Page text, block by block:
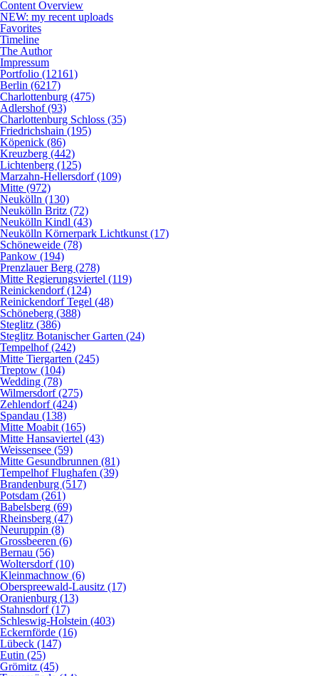
Content Overview
NEW: my recent uploads
Favorites
Timeline
The Author
Impressum
Portfolio (12161)
Berlin (6217)
Charlottenburg (475)
Adlershof (93)
Charlottenburg Schloss (35)
Friedrichshain (195)
Köpenick (86)
Kreuzberg (442)
Lichtenberg (125)
Marzahn-Hellersdorf (109)
Mitte (972)
Neukölln (130)
Neukölln Britz (72)
Neukölln Kindl (43)
Neukölln Körnerpark Lichtkunst (17)
Schöneweide (78)
Pankow (194)
Prenzlauer Berg (278)
Mitte Regierungsviertel (119)
Reinickendorf (124)
Reinickendorf Tegel (48)
Schöneberg (388)
Steglitz (386)
Steglitz Botanischer Garten (24)
Tempelhof (242)
Mitte Tiergarten (245)
Treptow (104)
Wedding (78)
Wilmersdorf (275)
Zehlendorf (424)
Spandau (138)
Mitte Moabit (165)
Mitte Hansaviertel (43)
Weissensee (59)
Mitte Gesundbrunnen (81)
Tempelhof Flughafen (39)
Brandenburg (517)
Potsdam (261)
Babelsberg (69)
Rheinsberg (47)
Neuruppin (8)
Grossbeeren (6)
Bernau (56)
Woltersdorf (10)
Kleinmachnow (6)
Oberspreewald-Lausitz (17)
Oranienburg (13)
Stahnsdorf (17)
Schleswig-Holstein (403)
Eckernförde (16)
Lübeck (147)
Eutin (25)
Grömitz (45)